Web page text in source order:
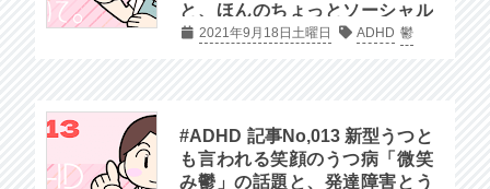
と、ほんのちょっとソーシャル
ファームの話題とか。
2021年9月18日土曜日 ADHD 鬱
#ADHD 記事No,013 新型うつと
も言われる笑顔のうつ病「微笑
み鬱」の話題と、発達障害とう